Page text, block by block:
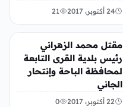
24 أكتوبر، 2017 21
عربي ودولي
مقتل محمد الزهراني
رئيس بلدية القرى التابعة
لمحافظة الباحة وإنتحار
الجاني
22 أكتوبر، 2017 0